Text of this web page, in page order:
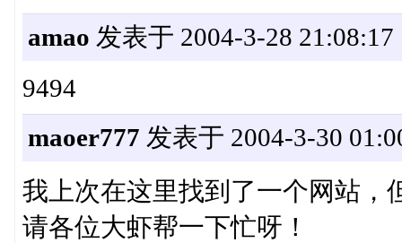
amao 发表于 2004-3-28 21:08:17
9494
maoer777 发表于 2004-3-30
我上次在这里找到了一个网站，
请各位大虾帮一下忙呀！